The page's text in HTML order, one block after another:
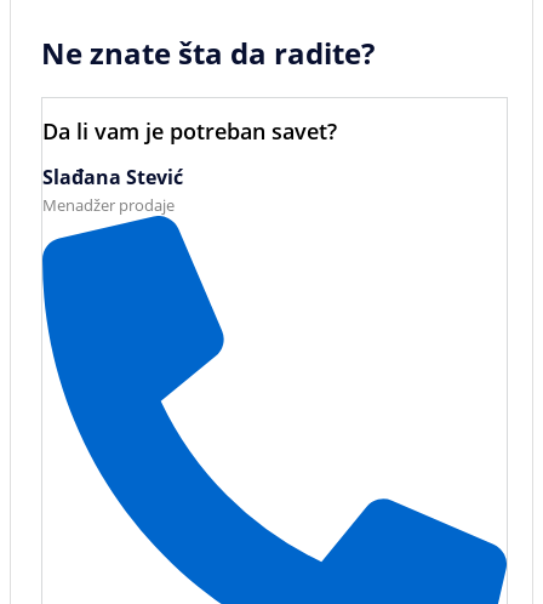
Ne znate šta da radite?
Da li vam je potreban savet?
Slađana Stević
Menadžer prodaje